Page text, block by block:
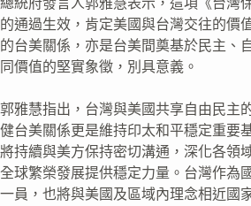
的通過生效，肯定美國與台灣交往的價
的台美關係，亦是台美間奠基於民主、
同價值的堅實象徵，別具意義。
郭雅慧指出，台灣與美國共享自由民主
健台美關係更是維持印太和平穩定重要
將持續與美方保持密切溝通，深化各領
全球繁榮發展提供穩定力量。台灣作為
一員，也將與美國及區域內理念相近國